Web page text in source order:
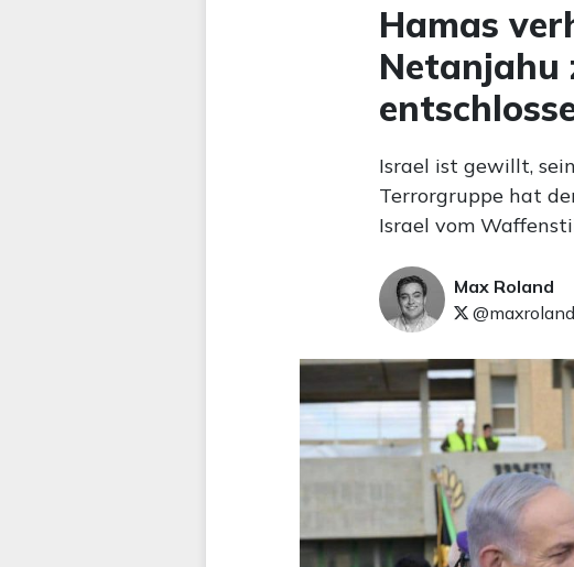
Hamas
Netanjahu
Israel ist gewillt,
Terrorgruppe hat
Israel vom
Max Roland